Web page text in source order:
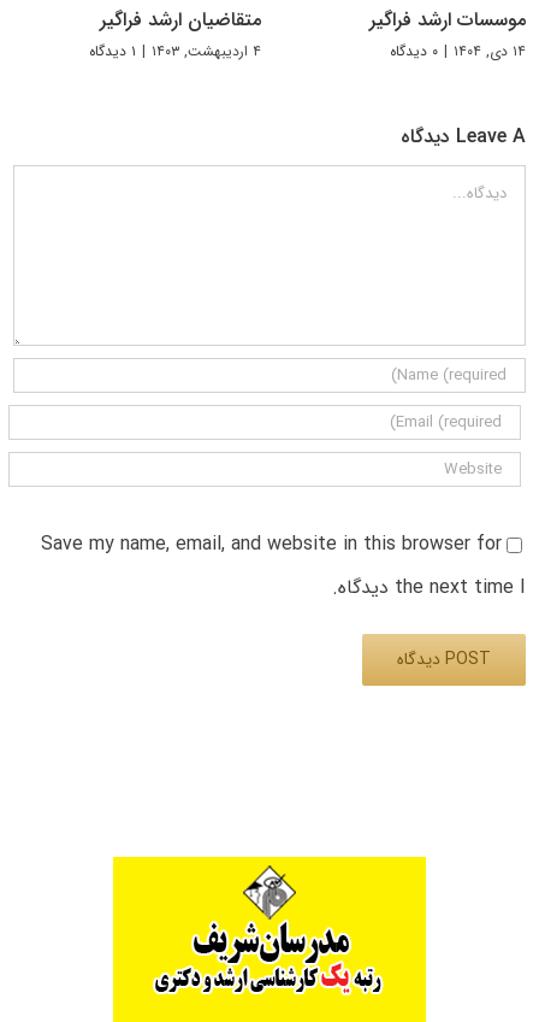
موسسات ارشد فراگیر
۱۴ دی, ۱۴۰۴ | ۰ دیدگاه
متقاضیان ارشد فراگیر
۴ اردیبهشت, ۱۴۰۳ | ۱ دیدگاه
Leave A دیدگاه
دیدگاه
Save my name, email, and website in this browser for
the next time I دیدگاه.